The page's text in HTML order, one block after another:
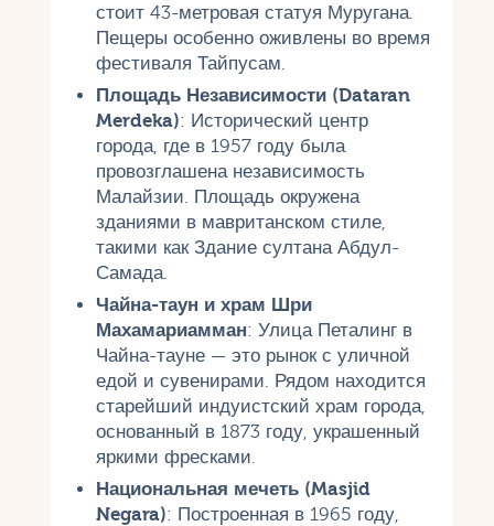
стоит 43-метровая статуя Муругана.
Пещеры особенно оживлены во время
фестиваля Тайпусам.
Площадь Независимости (Dataran
Merdeka): Исторический центр
города, где в 1957 году была
провозглашена независимость
Малайзии. Площадь окружена
зданиями в мавританском стиле,
такими как Здание султана Абдул-
Самада.
Чайна-таун и храм Шри
Махамариамман: Улица Петалинг в
Чайна-тауне — это рынок с уличной
едой и сувенирами. Рядом находится
старейший индуистский храм города,
основанный в 1873 году, украшенный
яркими фресками.
Национальная мечеть (Masjid
Negara): Построенная в 1965 году,